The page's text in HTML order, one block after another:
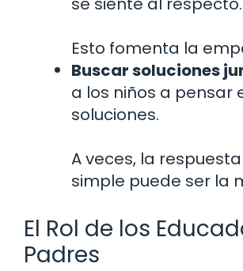
Esto fomenta la
Buscar soluciones
a los niños a pensar
soluciones.
A veces, la
simple puede ser la
El Rol de los
Padres